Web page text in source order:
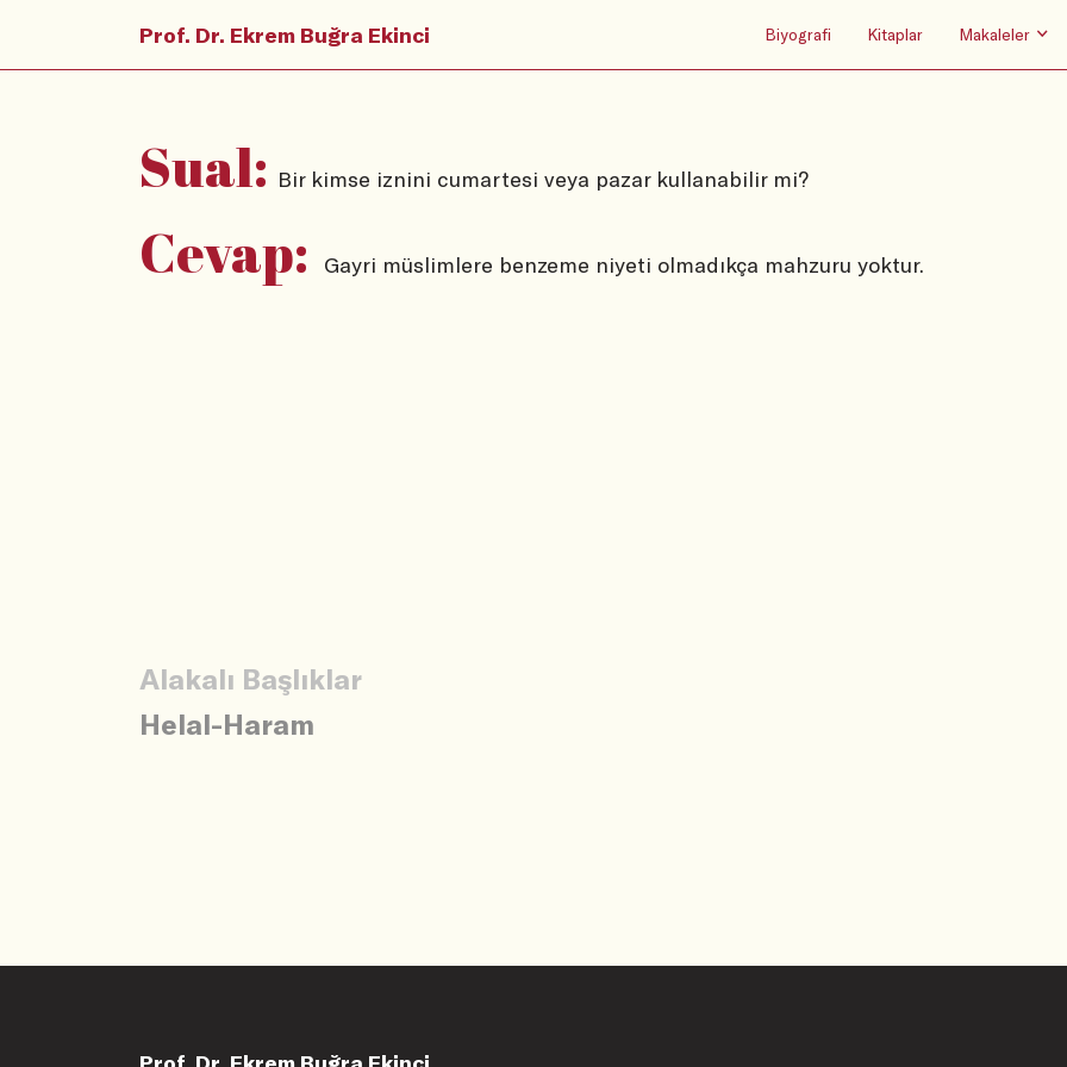
Prof. Dr. Ekrem Buğra Ekinci Biyografi Kitaplar Makaleler
Sual: Bir kimse iznini cumartesi veya pazar kullanabilir mi?
Cevap: Gayri müslimlere benzeme niyeti olmadıkça mahzuru yoktur.
Alakalı Başlıklar
Helal-Haram